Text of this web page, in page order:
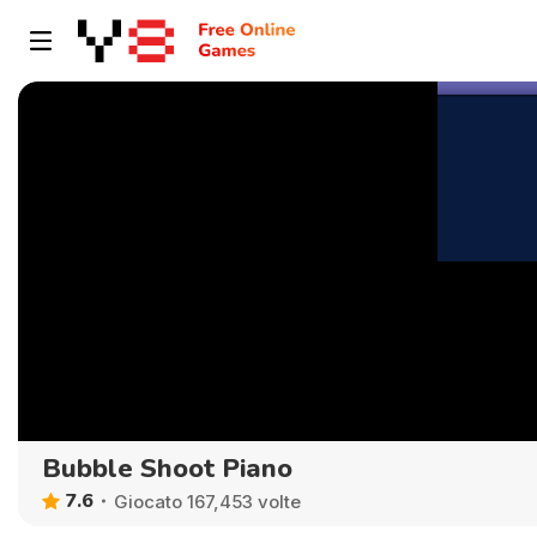
Bubble Shoot Piano
7.6 Giocato 167,453 volte